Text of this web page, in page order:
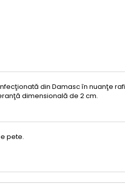
din Damasc în nuanţe
dimensională de 2 cm.
pete.